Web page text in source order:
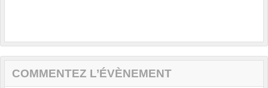
COMMENTEZ L’ÉVÈNEMENT